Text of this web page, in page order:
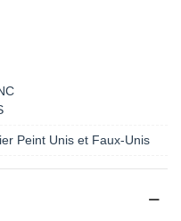
Peint Unis et Faux-Unis